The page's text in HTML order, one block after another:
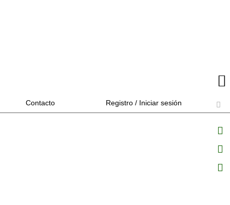
Contacto Registro / Iniciar sesión